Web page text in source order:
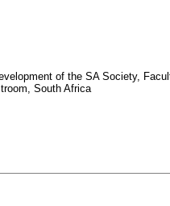
of the SA Society,
South Africa